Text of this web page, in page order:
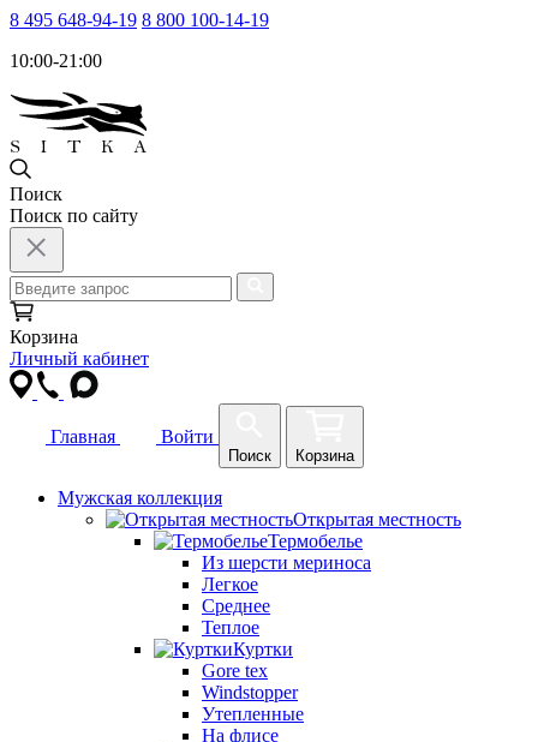
8 495 648-94-19 8 800 100-14-19
10:00-21:00
Поиск
Поиск по сайту
Корзина
Личный кабинет
Главная Войти
Поиск Корзина
Мужская коллекция
Открытая местность
Термобелье
Из шерсти мериноса
Легкое
Среднее
Теплое
Куртки
Gore tex
Windstopper
Утепленные
На флисе